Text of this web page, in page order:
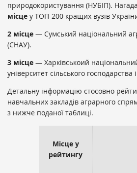
природокористування (НУБІП).
місце у ТОП-200 кращих вузів
2 місце — Сумський національний
(СНАУ).
3 місце — Харківськоий
університет сільського
Детальну інформацію стосовно
навчальних закладів аграрного
з нижче поданої таблиці.
Місце у
рейтингу